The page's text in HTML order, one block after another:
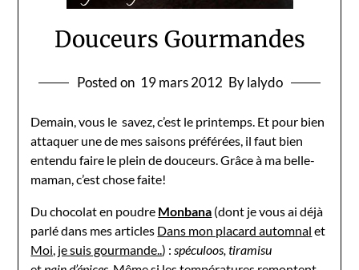
Douceurs Gourmandes
Posted on 19 mars 2012 By lalydo
Demain, vous le savez, c’est le printemps. Et pour bien
attaquer une de mes saisons préférées, il faut bien
entendu faire le plein de douceurs. Grâce à ma belle-
maman, c’est chose faite!
Du chocolat en poudre Monbana (dont je vous ai déjà
parlé dans mes articles Dans mon placard automnal et
Moi, je suis gourmande..) :spéculoos, tiramisu